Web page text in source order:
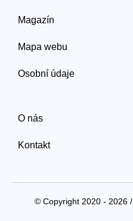
Magazín
Mapa webu
Osobní údaje
O nás
Kontakt
© Copyright 2020 - 2026 /